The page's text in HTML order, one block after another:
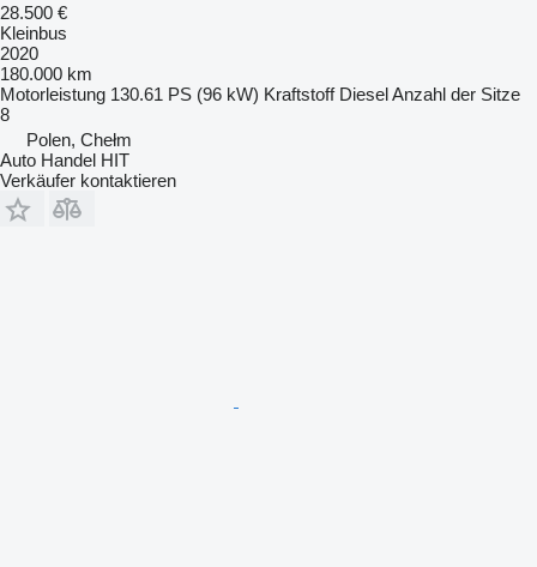
28.500 €
Kleinbus
2020
180.000 km
Motorleistung 130.61 PS (96 kW) Kraftstoff DieselAnzahl der Sitze
8
Polen, Chełm
Auto Handel HIT
Verkäufer kontaktieren